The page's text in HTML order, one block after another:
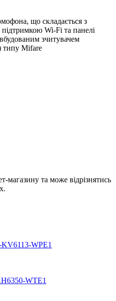
що складається з
Wi-Fi та панелі
зчитувачем
типу Mifare
магазину та може відрізнятись
WPE1
WTE1